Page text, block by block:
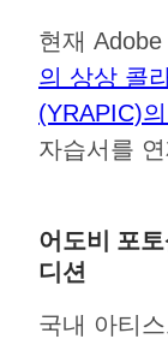
현재 Adobe
의 상상 콜
(YRAPIC)
자습서를
어도비 포
디션
국내 아티